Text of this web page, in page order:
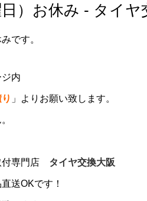
）お休み - タイヤ
です。
内
」よりお願い致します。
付専門店 タイヤ交換大阪
送OKです！